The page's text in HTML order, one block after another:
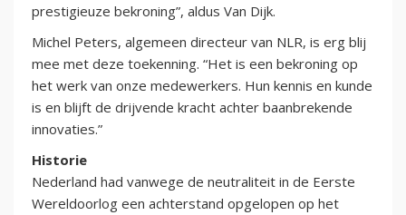
prestigieuze bekroning”, aldus Van Dijk.
Michel Peters, algemeen directeur van NLR, is erg blij
mee met deze toekenning. “Het is een bekroning op
het werk van onze medewerkers. Hun kennis en kunde
is en blijft de drijvende kracht achter baanbrekende
innovaties.”
Historie
Nederland had vanwege de neutraliteit in de Eerste
Wereldoorlog een achterstand opgelopen op het